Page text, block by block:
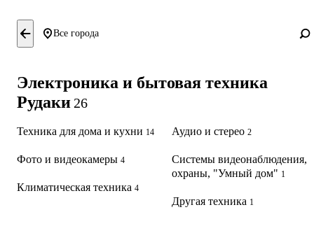
Все города
Электроника и бытовая техника
Рудаки 26
Техника для дома и кухни 14
Фото и видеокамеры 4
Климатическая техника 4
Аудио и стерео 2
Системы видеонаблюдения,
охраны, "Умный дом" 1
Другая техника 1